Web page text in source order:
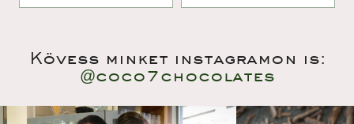
Kövess minket instagramon is:
@coco7chocolate